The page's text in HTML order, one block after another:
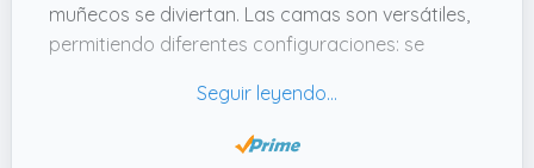
muñecos se diviertan. Las camas son versátiles,
permitiendo diferentes configuraciones: se
la creatividad de los niños.
Además, el juego viene con almohadas y